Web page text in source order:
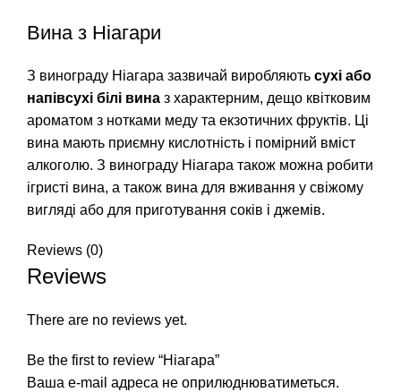
Вина з Ніагари
З винограду Ніагара зазвичай виробляють сухі або
напівсухі білі вина з характерним, дещо квітковим
ароматом з нотками меду та екзотичних фруктів. Ці
вина мають приємну кислотність і помірний вміст
алкоголю. З винограду Ніагара також можна робити
ігристі вина, а також вина для вживання у свіжому
вигляді або для приготування соків і джемів.
Reviews (0)
Reviews
There are no reviews yet.
Be the first to review “Ніагара”
Ваша e-mail адреса не оприлюднюватиметься.